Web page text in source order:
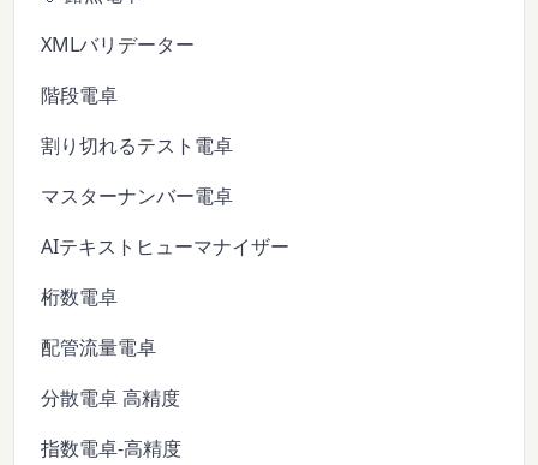
XMLバリデーター
階段電卓
割り切れるテスト電卓
マスターナンバー電卓
AIテキストヒューマナイザー
桁数電卓
配管流量電卓
分散電卓 高精度
指数電卓-高精度